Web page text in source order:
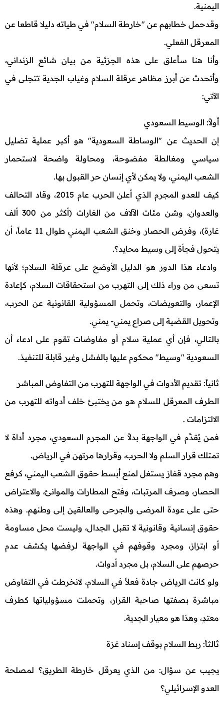
اليمنية.
وقدحمل خطابهم عن "خارطة السلام" في طياته دليلا قاطعا عن
المعرقل الفعلي.
وأنا هنا سأعلق على هذه الجزئية من بيان شائع الزنداني،
وأتحدث عن أبرز مظاهر عرقلة السلام وغياب الجدية تتجلى في
الآتي:
أولاً: الوسيط السعودي
إن الحديث عن "الوساطة السعودية" هو أكبر عملية تضليل
سياسي ومغالطة مفضوحة، ومحاولة واضحة لاستحمار
الشعب اليمني، ولا يمكن لأي إنسان حر القبول بها.
كيف للعدو المجرم الذي أعلن الحرب عام 2015، وقاد التحالف
والعدوان، وشن مئات الآلاف من الغارات (أكثر من 300 ألف
غارة)، وفرض الحصار وخنق الشعب اليمني طوال 11 عاماً، أن
يتحول فجأة إلى وسيط محايد؟.
وادعاء هذا الدور هو الدليل الأوضح على عرقلة السلام؛ لأنها
تسعى من وراء ذلك إلى التهرب من استحقاقات السلام، كإعادة
الإعمار، والتعويضات، وتحمل المسؤولية القانونية عن الحرب،
وتحويل القضية إلى صراع يمني- يمني.
بالتالي، فإن أي عملية سلام أو مفاوضات تقوم على ادعاء أن
السعودية "وسيط" محكوم عليها بالفشل وغير قابلة للتنفيذ.
ثانياً: تقديم الأدوات في الواجهة للتهرب من التفاوض المباشر
الطرف المعرقل للسلام هو من يختبئ خلف أدواته للتهرب من
الالتزامات .
فمن يُقدَّم في الواجهة بدلاً عن المجرم السعودي، مجرد أداة لا
تمتلك قرار السلم ولا الحرب، وقرارها مرتهن في الرياض.
وهم مجرد قفاز يستغل لمنع أبسط حقوق الشعب اليمني، كرفع
الحصار، وصرف المرتبات، وفتح المطارات والموانئ، والاعتراض
حتى على عودة المرضى والجرحى والعالقين إلى وطنهم. وهذه
حقوق إنسانية وقانونية لا تقبل الجدال، وليست محل مساومة
أو ابتزاز، ومجرد وقوفهم في الواجهة لرفضها يكشف عدم
حرصهم على السلام، بل مجرد أدوات.
ولو كانت الرياض جادة فعلاً في السلام، لانخرطت في التفاوض
مباشرة بصفتها صاحبة القرار، وتحملت مسؤولياتها كطرف
معتدٍ، وهذا هو معيار الجدية.
ثالثاً: ربط السلام بوقف إسناد غزة
يجيب عن سؤال: من الذي يعرقل خارطة الطريق؟ لمصلحة
العدو الإسرائيلي؟